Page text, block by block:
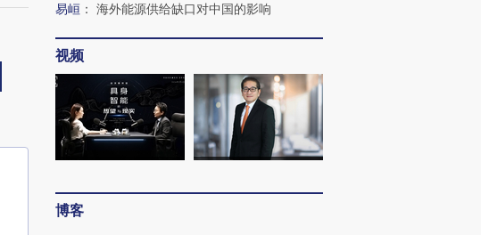
易峘 ： 海外能源供给缺口对中国的影响
视频
博客